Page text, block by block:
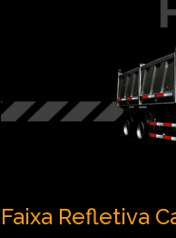
Faixa Refletiva